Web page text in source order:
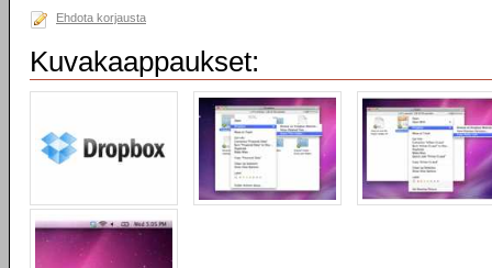
Ehdota korjausta
Kuvakaappaukset: